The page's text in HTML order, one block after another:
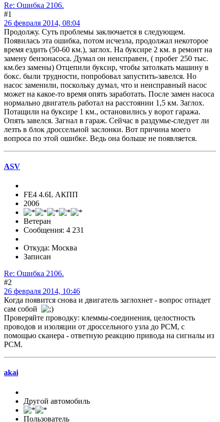
Re: Ошибка 2106.
#1
26 февраля 2014, 08:04
Продолжу. Суть проблемы заключается в следующем.
Появилась эта ошибка, потом исчезла, продолжал некоторое
время ездить (50-60 км.), заглох. На буксире 2 км. в ремонт на
замену бензонасоса. Думал он неисправен, ( пробег 250 тыс.
км.без замены) Отцепили буксир, чтобы затолкать машину в
бокс. были трудности, попробовал запустить-завелся. Но
насос заменили, поскольку думал, что и неисправный насос
может на какое-то время опять заработать. После замен насоса
нормально двигатель работал на расстоянии 1,5 км. Заглох.
Потащили на буксире 1 км., остановились у ворот гаража.
Опять завелся. Загнал в гараж. Сейчас в раздумье-следует ли
лезть в блок дроссельной заслонки. Вот причина моего
вопроса по этой ошибке. Ведь она больше не появляется.
ASV
FE4 4.6L АКПП
2006
Ветеран
Сообщения: 4 231
Откуда: Москва
Записан
Re: Ошибка 2106.
#2
26 февраля 2014, 10:46
Когда появится снова и двигатель заглохнет - вопрос отпадет
сам собой
Проверяйте проводку: клеммы-соединения, целостность
проводов и изоляции от дроссельного узла до РСМ, с
помощью сканера - ответную реакцию привода на сигналы из
РСМ.
akai
Другой автомобиль
Пользователь